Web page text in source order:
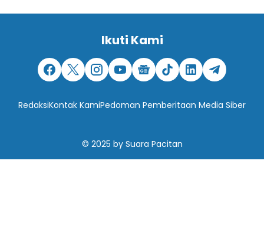
Ikuti Kami
RedaksiKontak KamiPedoman Pemberitaan Media Siber
© 2025 by Suara Pacitan